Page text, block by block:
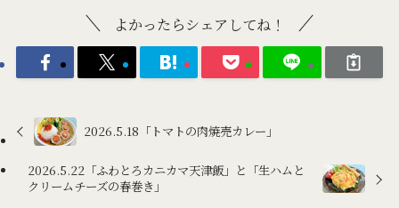
よかったらシェアしてね！
2026.5.18「トマトの肉焼売カレー」
2026.5.22「ふわとろカニカマ天津飯」と「生ハムと
クリームチーズの春巻き」